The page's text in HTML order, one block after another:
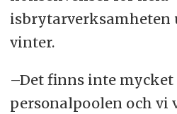
isbrytarverksamheten
vinter.
–Det finns inte mycket
personalpoolen och vi